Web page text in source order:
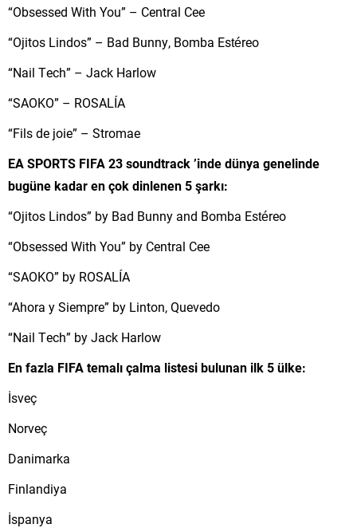
“Obsessed With You” – Central Cee
“Ojitos Lindos” – Bad Bunny, Bomba Estéreo
“Nail Tech” – Jack Harlow
“SAOKO” – ROSALÍA
“Fils de joie” – Stromae
EA SPORTS FIFA 23 soundtrack ’inde dünya genelinde
bugüne kadar en çok dinlenen 5 şarkı:
“Ojitos Lindos” by Bad Bunny and Bomba Estéreo
“Obsessed With You” by Central Cee
“SAOKO” by ROSALÍA
“Ahora y Siempre” by Linton, Quevedo
“Nail Tech” by Jack Harlow
En fazla FIFA temalı çalma listesi bulunan ilk 5 ülke:
İsveç
Norveç
Danimarka
Finlandiya
İspanya